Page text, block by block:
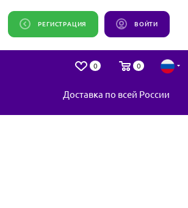
ВОЙТИ
РЕГИСТРАЦИЯ
0 0
Доставка по всей России